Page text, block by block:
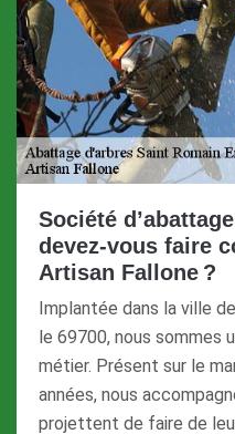
Société
devez-vous faire
Artisan Fallone ?
Implantée dans la ville
le 69700, nous sommes
métier. Présent sur le
années, nous
projettent de faire de